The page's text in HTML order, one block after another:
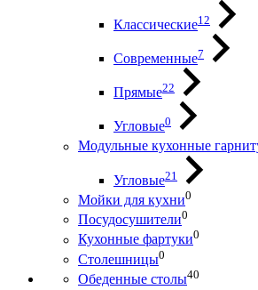
Классические12
Современные7
Прямые22
Угловые0
Модульные кухонные
Угловые21
Мойки для кухни0
Посудосушители0
Кухонные фартуки0
Столешницы0
Обеденные столы40